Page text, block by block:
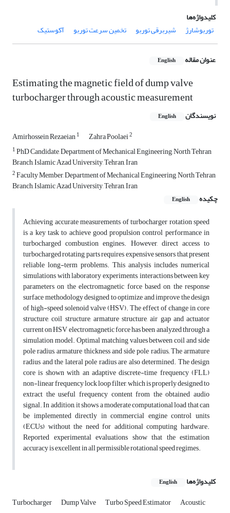
کلیدواژه‌ها
توربوشارژ
شیربرقی توربو تخمین سرعت توربو آکوستیک
عنوان مقاله English
Estimating the magnetic field of dump valve
turbocharger through acoustic measurement
نویسندگان English
Amirhossein Rezaeian1 Zahra Poolaei2
1PhD Candidate, Department of Mechanical Engineering, North Tehran
Branch, Islamic Azad University, Tehran, Iran
2Faculty Member, Department of Mechanical Engineering, North Tehran
Branch, Islamic Azad University, Tehran, Iran
چکیده
English
Achieving accurate measurements of turbocharger rotation speed
is a key task to achieve good propulsion control performance in
turbocharged combustion engines. However, direct access to
turbocharged rotating parts requires expensive sensors that present
reliable long-term problems. This analysis includes numerical
simulations with laboratory experiments, interactions between key
parameters on the electromagnetic force based on the response
surface methodology designed to optimize and improve the design
of high-speed solenoid valve (HSV). The effect of change in core
structure, coil structure, armature structure, air gap and actuator
current on HSV electromagnetic force has been analyzed through a
simulation model. Optimal matching values between coil and side
pole radius, armature thickness and side pole radius; The armature
radius and the lateral pole radius are also determined. The design
core is shown with an adaptive discrete-time frequency (FLL)
non-linear frequency lock loop filter, which is properly designed to
extract the useful frequency content from the obtained audio
signal. In addition, it shows a moderate computational load that can
be implemented directly in commercial engine control units
(ECUs) without the need for additional computing hardware.
Reported experimental evaluations show that the estimation
accuracy is excellent in all permissible rotational speed regimes.
کلیدواژه‌ها English
Turbocharger Dump Valve Turbo Speed Estimator Acoustic